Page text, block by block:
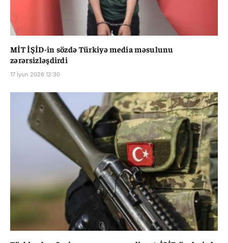
MİT İŞİD-in sözdə Türkiyə media məsulunu
zərərsizləşdirdi
17 İyun 2026 12:30